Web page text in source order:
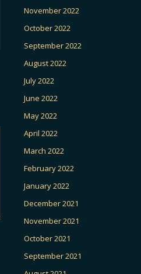
November 2022
October 2022
September 2022
August 2022
July 2022
June 2022
May 2022
April 2022
March 2022
February 2022
January 2022
December 2021
November 2021
October 2021
September 2021